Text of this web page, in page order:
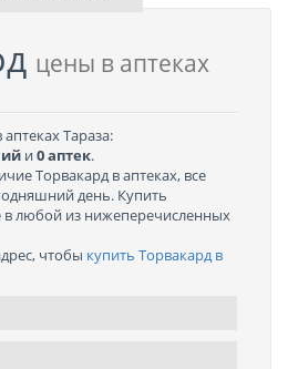
цены в аптеках
аптеках Тараза:
и0 аптек.
Торвакард в аптеках, все
день. Купить
в любой из нижеперечисленных
чтобы купить Торвакард в